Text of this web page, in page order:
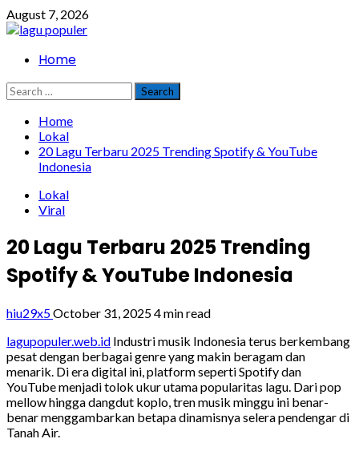
Skip
to
August 7, 2026
PrimaryHome
Search
for:
Home
Lokal
20 Lagu Terbaru 2025 Trending Spotify & YouTube
Indonesia
Lokal
Viral
20 Lagu Terbaru 2025 Trending
Spotify & YouTube Indonesia
hiu29x5October 31, 20254 min read
lagupopuler.web.id Industri musik Indonesia terus berkembang
pesat dengan berbagai genre yang makin beragam dan
menarik. Di era digital ini, platform seperti Spotify dan
YouTube menjadi tolok ukur utama popularitas lagu. Dari pop
mellow hingga dangdut koplo, tren musik minggu ini benar-
benar menggambarkan betapa dinamisnya selera pendengar di
Tanah Air.